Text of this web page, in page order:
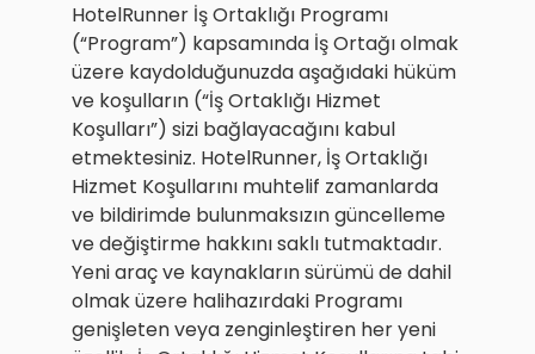
HotelRunner İş Ortaklığı Programı
(“Program”) kapsamında İş Ortağı olmak
üzere kaydolduğunuzda aşağıdaki hüküm
ve koşulların (“İş Ortaklığı Hizmet
Koşulları”) sizi bağlayacağını kabul
etmektesiniz. HotelRunner, İş Ortaklığı
Hizmet Koşullarını muhtelif zamanlarda
ve bildirimde bulunmaksızın güncelleme
ve değiştirme hakkını saklı tutmaktadır.
Yeni araç ve kaynakların sürümü de dahil
olmak üzere halihazırdaki Programı
genişleten veya zenginleştiren her yeni